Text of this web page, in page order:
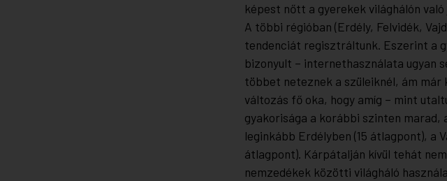
képest nőtt a gyerekek világhálón
A többi régióban (Erdély, Felvidék,
tendenciát regisztráltunk. Eszerint a
bizonyult – internethasználata ugyan
többet neteznek a szüleiknél, ám már
változás fő oka, hogy amíg – mint
gyakorisága a korábbi szinten marad,
leginkább Erdélyben (15 átlagpont), a
átlagpont). Kárpátalján kívül tehát
nemzedékek közötti világháló